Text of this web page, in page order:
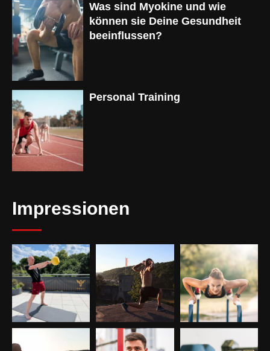
Was sind Myokine und wie
können sie Deine Gesundheit
beeinflussen?
Personal Training
Impressionen